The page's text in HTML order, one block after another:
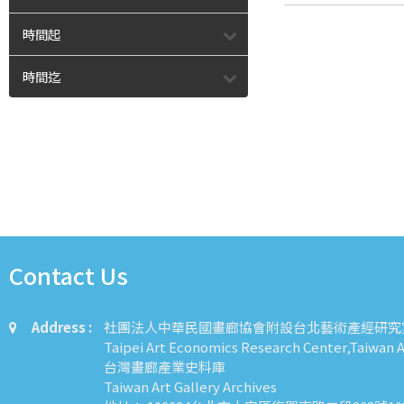
時間起
時間迄
Contact Us
Address :
社團法人中華民國畫廊協會附設台北藝術產經研究
Taipei Art Economics Research Center,Taiwan
台灣畫廊產業史料庫
Taiwan Art Gallery Archives